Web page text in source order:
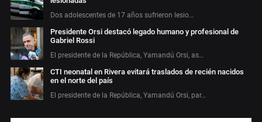
Dos adolescentes de 17 años sufrieron lesio…
Presidente Orsi destacó legado humano y profesional de
Gabriel Rossi
El presidente de la República, Yamandú Orsi, as…
CTI neonatal en Rivera evitará traslados de recién nacidos
en el norte del país
El presidente de la República, Yamandú Orsi, par…